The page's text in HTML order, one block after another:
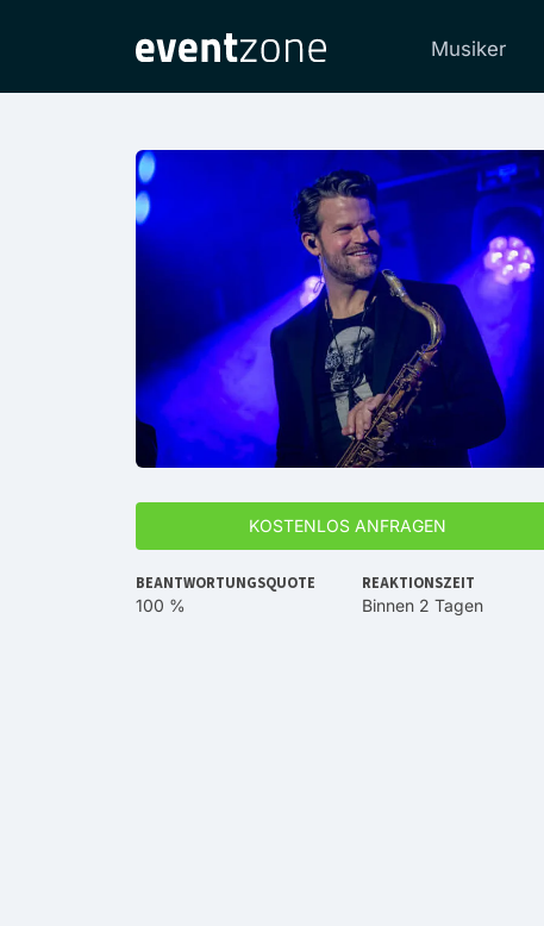
Musiker
KOSTENLOS ANFRAGEN
BEANTWORTUNGSQUOTE
100 %
REAKTIONSZEIT
Binnen 2 Tagen